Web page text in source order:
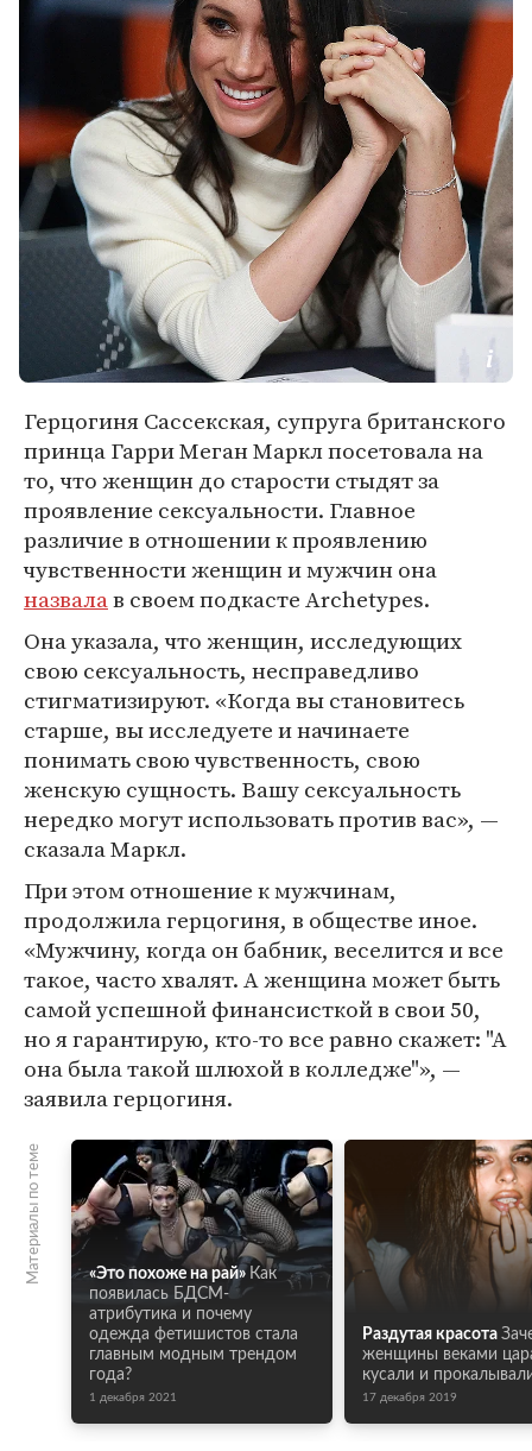
Герцогиня Сассекская, супруга британского
принца Гарри Меган Маркл посетовала на
то, что женщин до старости стыдят за
проявление сексуальности. Главное
различие в отношении к проявлению
чувственности женщин и мужчин она
назвалав своем подкасте Archetypes.
Она указала, что женщин, исследующих
свою сексуальность, несправедливо
стигматизируют. «Когда вы становитесь
старше, вы исследуете и начинаете
понимать свою чувственность, свою
женскую сущность. Вашу сексуальность
нередко могут использовать против вас», —
сказала Маркл.
При этом отношение к мужчинам,
продолжила герцогиня, в обществе иное.
«Мужчину, когда он бабник, веселится и все
такое, часто хвалят. А женщина может быть
самой успешной финансисткой в свои 50,
но я гарантирую, кто-то все равно скажет: "А
она была такой шлюхой в колледже"», —
заявила герцогиня.
Материалы по теме «Это похоже на рай» Как
появилась БДСМ-
атрибутика и почему
одежда фетишистов стала
главным модным трендом
года?
1 декабря 2021
Раздутая красота
женщины веками
кусали и
17 декабря 2019